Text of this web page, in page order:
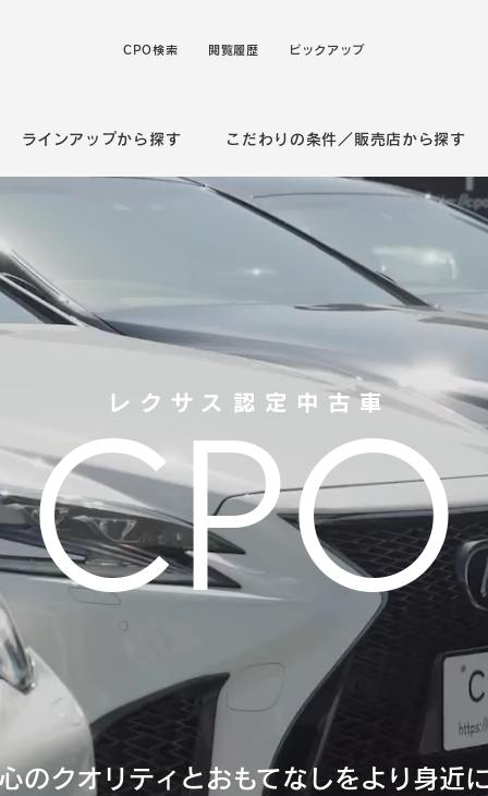
CPO検索 閲覧履歴 ピックアップ
ラインアップから探す こだわりの条件／販売店から探す
レクサス認定中古車
CPO
のクオリティとおもてなしをより身近